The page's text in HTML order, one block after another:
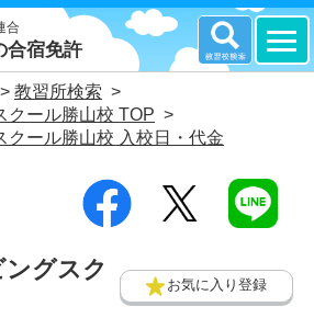
合
合宿免許
> 教習所検索 >
クール勝山校 TOP >
クール勝山校 入校日・代金
ングスク
お気に入り登録